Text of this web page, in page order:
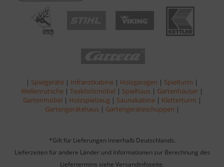
| Spielgeräte | Infrarotkabine | Holzgaragen | Spielturm |
Wellenrutsche | Teakholzmöbel | Spielhaus | Gartenhäuser |
Gartenmöbel | Holzspielzeug | Saunakabine | Kletterturm |
Gartengerätehaus | Gartengeräteschuppen |
*Gilt für Lieferungen innerhalb Deutschlands.
Lieferzeiten für andere Länder und Informationen zur Berechnung des
Liefertermins siehe Versandinfoseite.